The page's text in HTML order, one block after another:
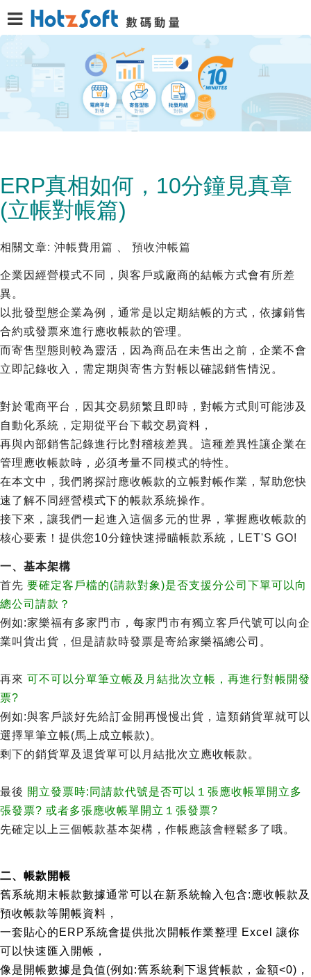
ERP真相如何，10分鐘見真章
(立帳對帳篇)
相關文章: 沖帳費用篇 預收沖帳篇
企業因經營模式不同，與客戶或廠商的結帳方式會有所差
異。
以批發型態企業為例，通常是以定期結帳的方式，依據銷售
合約或發票來進行應收帳款的管理。
而寄售型態則較為靈活，因為商品在未售出之前，企業不會
立即記錄收入，需定期與寄售方對帳以確認銷售情況。
對於電商平台，因其交易頻繁且即時，對帳方式則可能涉及
自動化系統，定期從平台下載交易資料，
再與內部銷售記錄進行比對稽核差異。這種差異性讓企業在
管理應收帳款時，必須考量不同模式的特性。
在本文中，我們將探討應收帳款的立帳對帳作業，幫助您快
速了解不同經營模式下的帳款系統操作。
接下來，讓我們一起進入這個多元的世界，掌握應收帳款的
核心要素！提供您10分鐘快速掃瞄帳款系統，LET'S GO!
一、基本架構
首先 要確定客戶檔的(請款對象)是否支援分公司下單可以向
總公司請款？
例如:家樂福有多家門市，每家門市有獨立客戶代號可以向企
業叫貨出貨，但是請款時發票是寄給家樂福總公司。
再來 可不可以分單筆立帳及月結批次立帳，再進行對帳開發
票?
例如:與客戶談好先給訂金開再慢慢出貨，這類銷貨單就可以
選擇單筆立帳(馬上成立帳款)。
剩下的銷貨單及退貨單可以月結批次立應收帳款。
最後 開立發票時:同請款代號是否可以１張應收帳單開立多
張發票? 或者多張應收帳單開立１張發票?
先確定以上三個帳款基本架構，作帳應該會輕鬆多了哦。
二、帳款開帳
舊系統期末帳款數據通常可以在新系統輸入包含:應收帳款及
預收帳款等開帳資料，
一套貼心的ERP系統會提供批次開帳作業整理 Excel 讓你
可以快速匯入開帳，
像是開帳數據是負值(例如:舊系統剩下退貨帳款，金額<0)，